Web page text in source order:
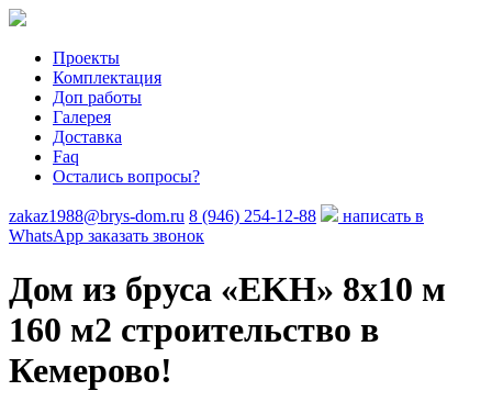
Проекты
Комплектация
Доп работы
Галерея
Доставка
Faq
Остались вопросы?
zakaz1988@brys-dom.ru 8 (946) 254-12-88
написать в
WhatsApp заказать звонок
Дом из бруса «EKH» 8х10 м
160 м2 строительство в
Кемерово!